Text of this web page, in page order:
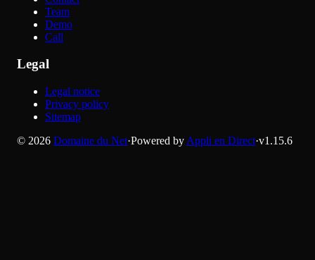
Team
Demo
Call
Legal
Legal notice
Privacy policy
Sitemap
© 2026 Domaine du Net·Powered by Appli en Direct·v1.15.6